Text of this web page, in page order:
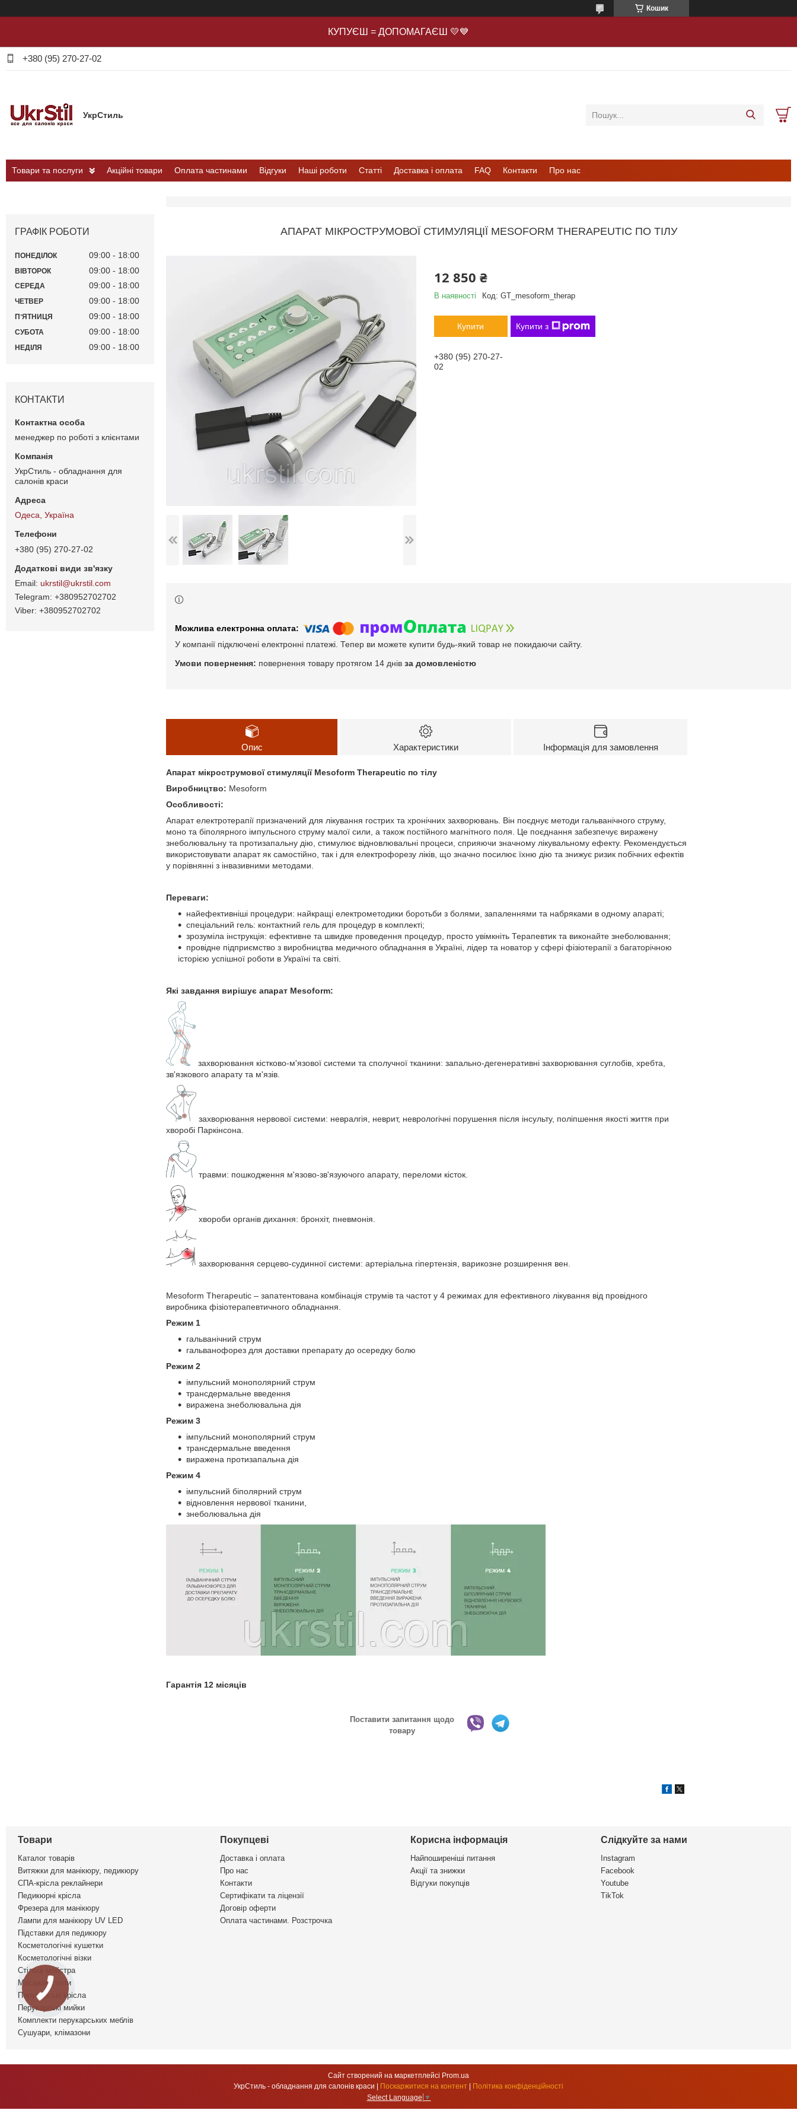
Кошик
КУПУЄШ = ДОПОМАГАЄШ 💛💙
+380 (95) 270-27-02
УкрСтиль
Товари та послуги Акційні товари Оплата частинами Відгуки Наші роботи Статті Доставка і оплата FAQ Контакти Про нас
АПАРАТ МІКРОСТРУМОВОЇ СТИМУЛЯЦІЇ MESOFORM THERAPEUTIC ПО ТІЛУ
12 850 ₴
В наявності Код: GT_mesoform_therap
Купити Купити з
+380 (95) 270-27-
02
У компанії підключені електронні платежі. Тепер ви можете купити будь-який товар не покидаючи сайту.
повернення товару протягом 14 днів за домовленістю
Опис Характеристики Інформація для замовлення
Апарат мікрострумової стимуляції Mesoform Therapeutic по тілу
Виробництво: Mesoform
Особливості:
Апарат електротерапії призначений для лікування гострих та хронічних захворювань. Він поєднує методи гальванічного струму,
моно та біполярного імпульсного струму малої сили, а також постійного магнітного поля. Це поєднання забезпечує виражену
знеболювальну та протизапальну дію, стимулює відновлювальні процеси, сприяючи значному лікувальному ефекту. Рекомендується
використовувати апарат як самостійно, так і для електрофорезу ліків, що значно посилює їхню дію та знижує ризик побічних ефектів
у порівнянні з інвазивними методами.
Переваги:
найефективніші процедури: найкращі електрометодики боротьби з болями, запаленнями та набряками в одному апараті;
спеціальний гель: контактний гель для процедур в комплекті;
зрозуміла інструкція: ефективне та швидке проведення процедур, просто увімкніть Терапевтик та виконайте знеболювання;
провідне підприємство з виробництва медичного обладнання в Україні, лідер та новатор у сфері фізіотерапії з багаторічною
історією успішної роботи в Україні та світі.
Які завдання вирішує апарат Mesoform:
захворювання кістково-м'язової системи та сполучної тканини: запально-дегенеративні захворювання суглобів, хребта,
зв'язкового апарату та м'язів.
захворювання нервової системи: невралгія, неврит, неврологічні порушення після інсульту, поліпшення якості життя при
хворобі Паркінсона.
травми: пошкодження м'язово-зв'язуючого апарату, переломи кісток.
хвороби органів дихання: бронхіт, пневмонія.
захворювання серцево-судинної системи: артеріальна гіпертензія, варикозне розширення вен.
Mesoform Therapeutic – запатентована комбінація струмів та частот у 4 режимах для ефективного лікування від провідного
виробника фізіотерапевтичного обладнання.
Режим 1
гальванічний струм
гальванофорез для доставки препарату до осередку болю
Режим 2
імпульсний монополярний струм
трансдермальне введення
виражена знеболювальна дія
Режим 3
імпульсний монополярний струм
трансдермальне введення
виражена протизапальна дія
Режим 4
імпульсний біполярний струм
відновлення нервової тканини,
знеболювальна дія
Гарантія 12 місяців
Поставити запитання щодо
товару
ГРАФІК РОБОТИ
ПОНЕДІЛОК 09:00 18:00
ВІВТОРОК 09:00 18:00
СЕРЕДА 09:00 18:00
ЧЕТВЕР 09:00 18:00
ПʼЯТНИЦЯ 09:00 18:00
СУБОТА 09:00 18:00
НЕДІЛЯ 09:00 18:00
КОНТАКТИ
менеджер по роботі з клієнтами
УкрСтиль - обладнання для
салонів краси
Одеса, Україна
+380 (95) 270-27-02
ukrstil@ukrstil.com
+380952702702
+380952702702
Товари
Каталог товарів
Витяжки для манікюру, педикюру
СПА-крісла реклайнери
Педикюрні крісла
Фрезера для манікюру
Лампи для манікюру UV LED
Підставки для педикюру
Косметологічні кушетки
Косметологічні візки
Стільці майстра
Масажні столи
Перукарські крісла
Перукарські мийки
Комплекти перукарських меблів
Сушуари, клімазони
Покупцеві
Доставка і оплата
Про нас
Контакти
Сертифікати та ліцензії
Договір оферти
Оплата частинами. Розстрочка
Корисна інформація
Найпоширеніші питання
Акції та знижки
Відгуки покупців
Слідкуйте за нами
Instagram
Facebook
Youtube
TikTok
Сайт створений на маркетплейсі Prom.ua
Поскаржитися на контент
Політика конфіденційності
Select Language ▼